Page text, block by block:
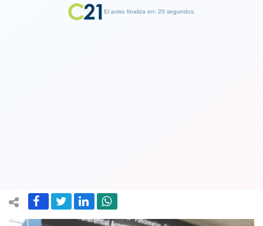
El aviso finaliza en: 19 segundos.